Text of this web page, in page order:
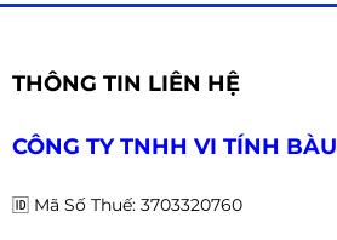
THÔNG TIN LIÊN HỆ
CÔNG TY TNHH VI TÍNH
🆔 Mã Số Thuế: 3703320760